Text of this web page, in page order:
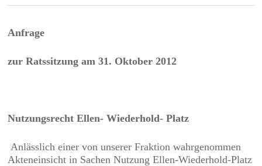
Anfrage
zur Ratssitzung am 31. Oktober 2012
Nutzungsrecht Ellen- Wiederhold- Platz
Anlässlich einer von unserer Fraktion wahrgenommen
Akteneinsicht in Sachen Nutzung Ellen-Wiederhold-Platz